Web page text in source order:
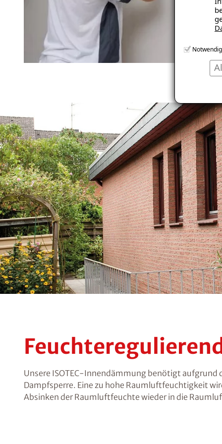
Notwendig
Unsere ISOTEC-Innendämmung benötigt
Dampfsperre. Eine zu hohe Raumluftfeuchtigkeit
Absinken der Raumluftfeuchte wieder in die